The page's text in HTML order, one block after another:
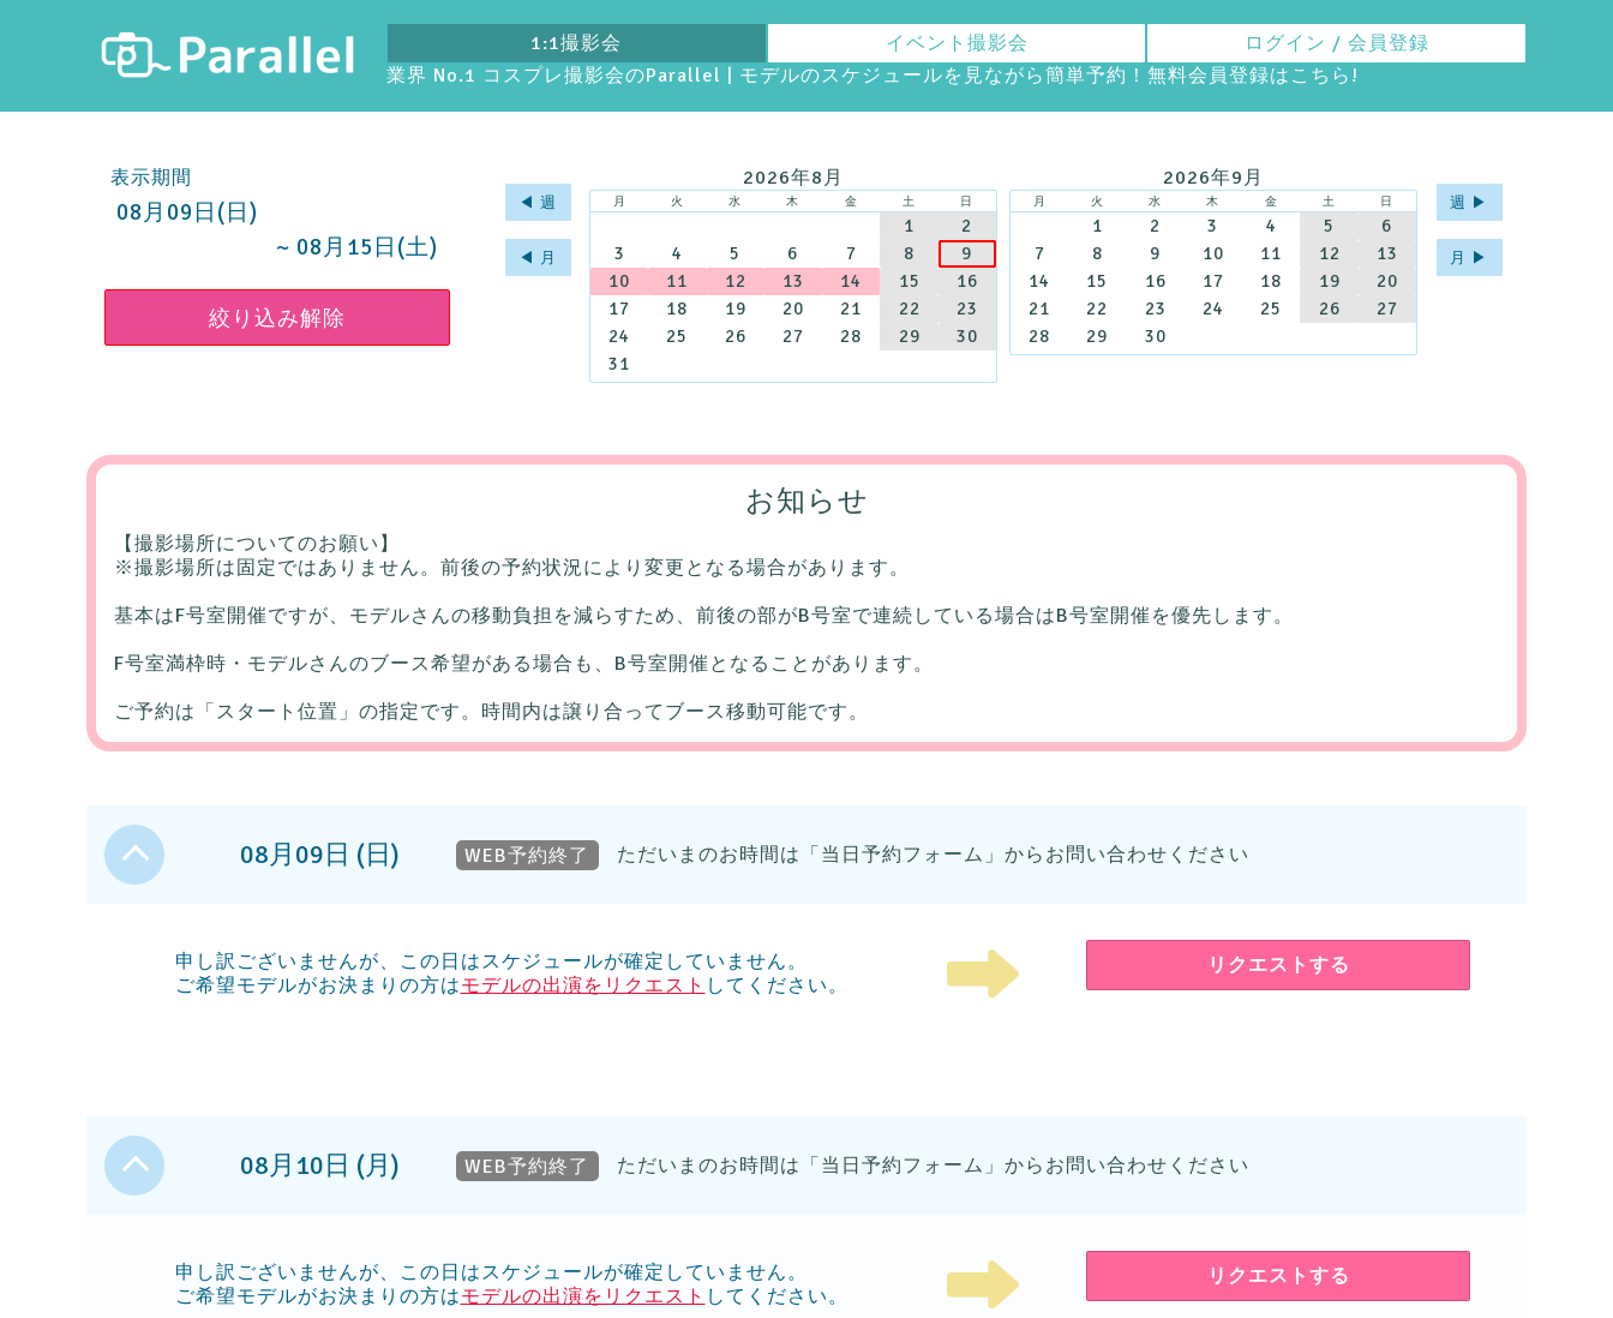
1:1撮影会 イベント撮影会
ログイン / 会員登録
業界 No.1 コスプレ撮影会のParallel | モデルのスケジュールを見ながら簡単予約！無料会員登録は こちら !
表示期間
08月09日(日)
~ 08月15日(土)
◀︎ 週
◀︎ 月
2026年8月
月 火 水 木 金 土 日
1
2
3
4 5 6 7 8
9
10
11 12 13 14 15
16
17
18 19 20 21 22
23
24
25 26 27 28 29
30
31
2026年9月
月 火 水 木 金 土 日
1 2 3 4 5
6
7
8 9 10 11 12
13
14
15 16 17 18 19
20
21
22 23 24 25 26
27
28
29 30
週 ▶︎
月 ▶︎
お知らせ
【撮影場所についてのお願い】
※撮影場所は固定ではありません。前後の予約状況により変更となる場合があります。
基本はF号室開催ですが、モデルさんの移動負担を減らすため、前後の部がB号室で連続している場合はB号室開催を優先します。
F号室満枠時・モデルさんのブース希望がある場合も、B号室開催となることがあります。
ご予約は「スタート位置」の指定です。時間内は譲り合ってブース移動可能です。
08月09日 (日) WEB予約終了 ただいまのお時間は「当日予約フォーム」からお問い合わせください
申し訳ございませんが、この日はスケジュールが確定していません。
ご希望モデルがお決まりの方はモデルの出演をリクエスト してください。
リクエストする
08月10日 (月) WEB予約終了 ただいまのお時間は「当日予約フォーム」からお問い合わせください
申し訳ございませんが、この日はスケジュールが確定していません。
ご希望モデルがお決まりの方はモデルの出演をリクエスト してください。
リクエストする